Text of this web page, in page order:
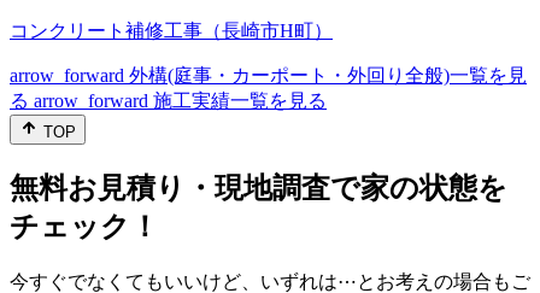
コンクリート補修工事（長崎市H町）
arrow_forward 外構(庭事・カーポート・外回り全般)一覧を見
る arrow_forward 施工実績一覧を見る
TOP
無料お見積り・現地調査で家の状態を
チェック！
今すぐでなくてもいいけど、いずれは⋯とお考えの場合もご